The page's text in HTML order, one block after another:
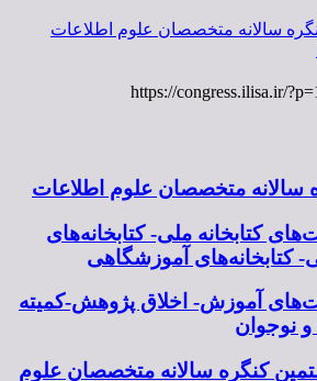
سالانه متخصصان علوم اطلاعات
سالانه متخصصان علوم اطلاعات
کتابخانه ملی- کتابخانه‌های
کتابخانه‌های آموزشگاهی
آموزش- اخلاق پژوهش-کمیته
نوجوان
کنگره سالانه متخصصان علوم